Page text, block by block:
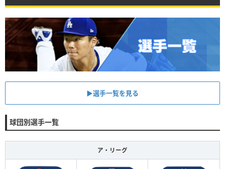
▶︎選手一覧を見る
球団別選手一覧
ア・リーグ